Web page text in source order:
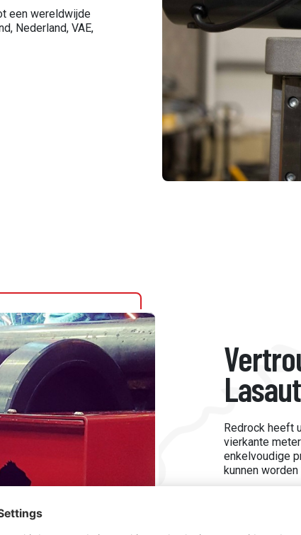
een wereldwijde
Nederland, VAE,
Redrock heeft
vierkante
enkelvoudige
kunnen
Wij
apparatuur
onze